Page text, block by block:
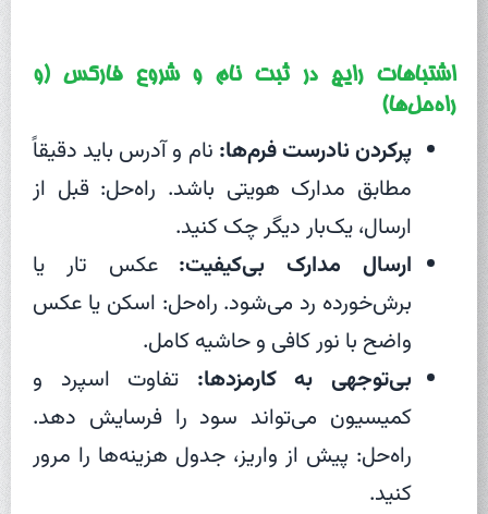
اشتباهات رایج در ثبت نام و شروع فارکس (و
راه‌حل‌ها)
پرکردن نادرست فرم‌ها: نام و آدرس باید دقیقاً
مطابق مدارک هویتی باشد. راه‌حل: قبل از
ارسال، یک‌بار دیگر چک کنید.
ارسال مدارک بی‌کیفیت: عکس تار یا
برش‌خورده رد می‌شود. راه‌حل: اسکن یا عکس
واضح با نور کافی و حاشیه کامل.
بی‌توجهی به کارمزدها: تفاوت اسپرد و
کمیسیون می‌تواند سود را فرسایش دهد.
راه‌حل: پیش از واریز، جدول هزینه‌ها را مرور
کنید.